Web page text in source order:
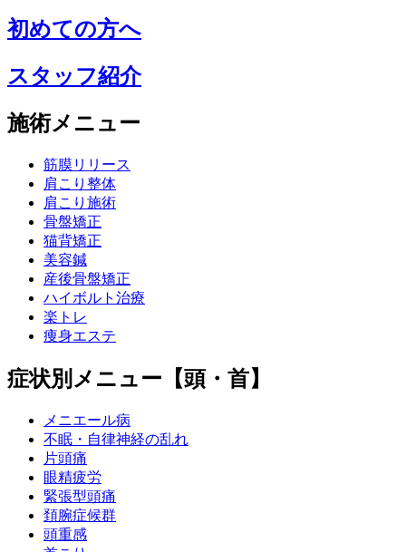
初めての方へ
スタッフ紹介
施術メニュー
筋膜リリース
肩こり整体
肩こり施術
骨盤矯正
猫背矯正
美容鍼
産後骨盤矯正
ハイボルト治療
楽トレ
痩身エステ
症状別メニュー【頭・首】
メニエール病
不眠・自律神経の乱れ
片頭痛
眼精疲労
緊張型頭痛
頚腕症候群
頭重感